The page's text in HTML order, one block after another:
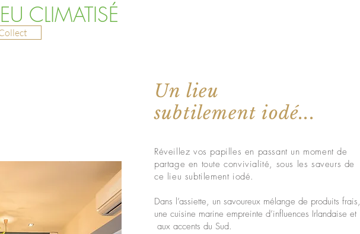
CLIMATISÉ
sera ouvert le mercredi midi et soir (sur réservation)
Un lieu
subtilement iodé...
Réveillez vos papilles en passant un moment de
partage en toute convivialité, sous les saveurs de
ce lieu subtilement iodé.
Dans l’assiette, un savoureux mélange de produits frais,
une cuisine marine empreinte d’influences Irlandaise et
aux accents du Sud.